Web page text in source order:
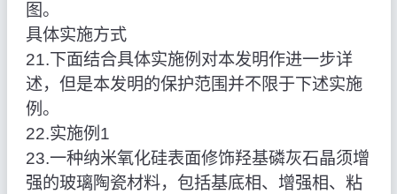
图。
具体实施方式
21.下面结合具体实施例对本发明作进一步详
述，但是本发明的保护范围并不限于下述实施
例。
22.实施例1
23.一种纳米氧化硅表面修饰羟基磷灰石晶须增
强的玻璃陶瓷材料，包括基底相、增强相、粘